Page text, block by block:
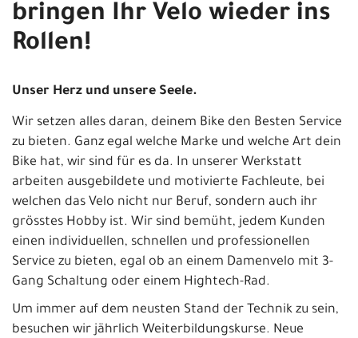
bringen Ihr Velo wieder ins
Rollen!
Unser Herz und unsere Seele.
Wir setzen alles daran, deinem Bike den Besten Service
zu bieten. Ganz egal welche Marke und welche Art dein
Bike hat, wir sind für es da. In unserer Werkstatt
arbeiten ausgebildete und motivierte Fachleute, bei
welchen das Velo nicht nur Beruf, sondern auch ihr
grösstes Hobby ist. Wir sind bemüht, jedem Kunden
einen individuellen, schnellen und professionellen
Service zu bieten, egal ob an einem Damenvelo mit 3-
Gang Schaltung oder einem Hightech-Rad.
Um immer auf dem neusten Stand der Technik zu sein,
besuchen wir jährlich Weiterbildungskurse. Neue